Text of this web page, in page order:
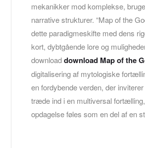
mekanikker mod komplekse,
narrative strukturer. “Map of the
dette paradigmeskifte med dens
kort, dybtgående lore og
downloaddownload Map of the
digitalisering af mytologiske
en fordybende verden, der
træde ind i en multiversal
opdagelse føles som en del af en